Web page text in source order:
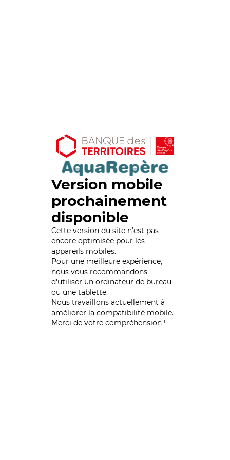
Version mobile
prochainement
disponible
Cette version du site n’est pas
encore optimisée pour les
appareils mobiles.
Pour une meilleure expérience,
nous vous recommandons
d'utiliser un ordinateur de bureau
ou une tablette.
Nous travaillons actuellement à
améliorer la compatibilité mobile.
Merci de votre compréhension !